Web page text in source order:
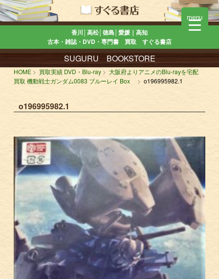
香川│高松│徳島│愛媛｜高知
古本・雑誌・DVD・専門書 買取 すぐる書店
SUGURU BOOKSTORE
HOME 買取実績 DVD・Blu-ray
大阪府よりアニメのBlu-rayを宅配
買取 機動戦士ガンダム0083 ブルーレイ Box
o196995982.1
o196995982.1
menu